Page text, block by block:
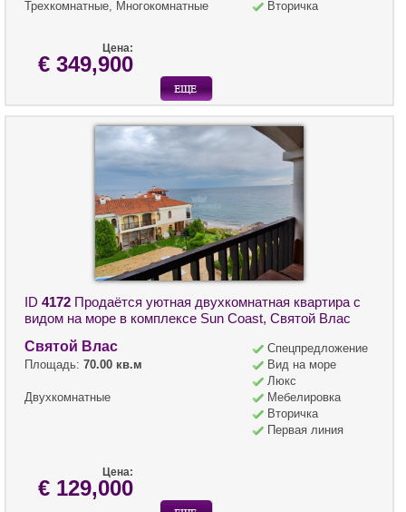
Трехкомнатные, Многокомнатные
Вторичка
Цена:
€ 349,900
ID 4172 Продаётся уютная двухкомнатная квартира с
видом на море в комплексе Sun Coast, Святой Влас
Святой Влас
Площадь: 70.00 кв.м
Двухкомнатные
Спецпредложение
Вид на море
Люкс
Мебелировка
Вторичка
Первая линия
Цена:
€ 129,000